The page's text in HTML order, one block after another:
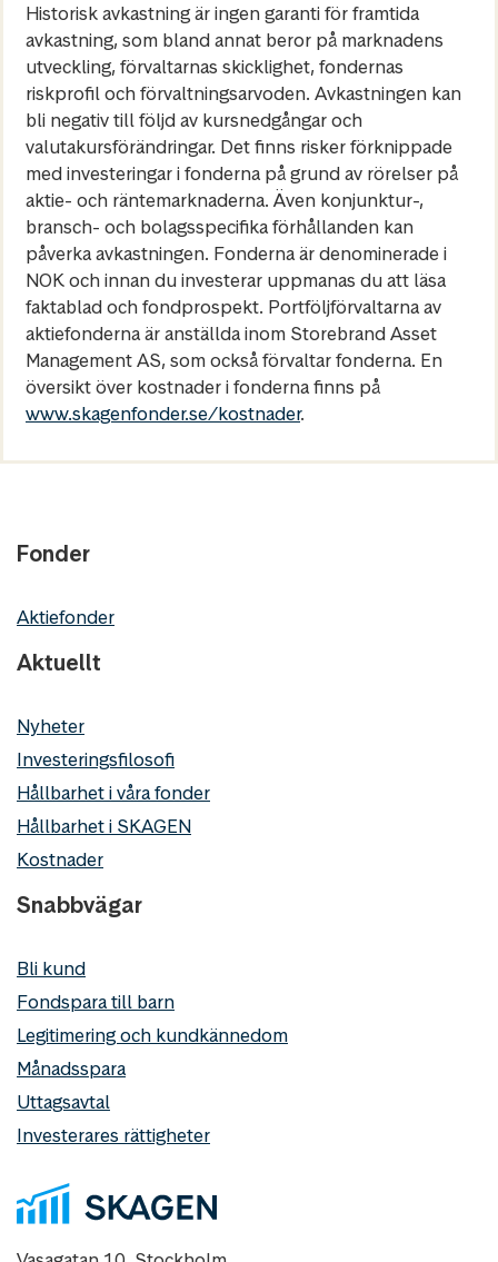
Historisk avkastning är ingen garanti för framtida
avkastning, som bland annat beror på marknadens
utveckling, förvaltarnas skicklighet, fondernas
riskprofil och förvaltningsarvoden. Avkastningen kan
bli negativ till följd av kursnedgångar och
valutakursförändringar. Det finns risker förknippade
med investeringar i fonderna på grund av rörelser på
aktie- och räntemarknaderna. Även konjunktur-,
bransch- och bolagsspecifika förhållanden kan
påverka avkastningen. Fonderna är denominerade i
NOK och innan du investerar uppmanas du att läsa
faktablad och fondprospekt. Portföljförvaltarna av
aktiefonderna är anställda inom Storebrand Asset
Management AS, som också förvaltar fonderna. En
översikt över kostnader i fonderna finns på
www.skagenfonder.se/kostnader.
Fonder
Aktiefonder
Aktuellt
Nyheter
Investeringsfilosofi
Hållbarhet i våra fonder
Hållbarhet i SKAGEN
Kostnader
Snabbvägar
Bli kund
Fondspara till barn
Legitimering och kundkännedom
Månadsspara
Uttagsavtal
Investerares rättigheter